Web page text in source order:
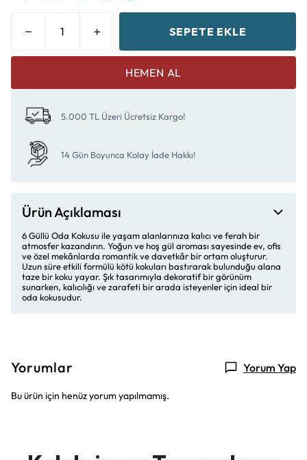
SEPETE EKLE
HEMEN AL
5.000 TL Üzeri Ücretsiz Kargo!
14 Gün Boyunca Kolay İade Hakkı!
Ürün Açıklaması
6 Güllü Oda Kokusu ile yaşam alanlarınıza kalıcı ve ferah bir
atmosfer kazandırın. Yoğun ve hoş gül aroması sayesinde ev, ofis
ve özel mekânlarda romantik ve davetkâr bir ortam oluşturur.
Uzun süre etkili formülü kötü kokuları bastırarak bulunduğu alana
taze bir koku yayar. Şık tasarımıyla dekoratif bir görünüm
sunarken, kalıcılığı ve zarafeti bir arada isteyenler için ideal bir
oda kokusudur.
Yorumlar Yorum Yap
Bu ürün için henüz yorum yapılmamış.